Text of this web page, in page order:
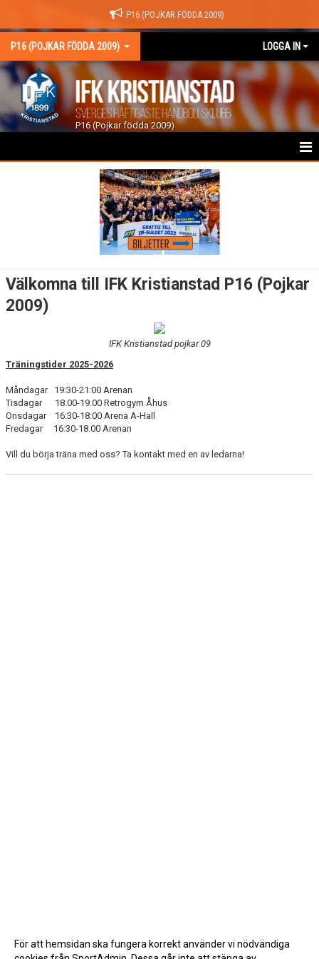
P16 (POJKAR FÖDDA 2009)
P16 (POJKAR FÖDDA 2009) LOGGA IN
P16 (Pojkar födda 2009)
GÄSTBOK
DOKUMENT
KONTAKT
MATCHER
Välkomna till IFK Kristianstad P16 (Pojkar
2009)
IFK Kristianstad pojkar 09
Träningstider 2025-2026
Måndagar 19:30-21:00 Arenan
Tisdagar 18.00-19.00 Retrogym Åhus
Onsdagar 16:30-18:00 Arena A-Hall
Fredagar 16:30-18.00 Arenan
Vill du börja träna med oss? Ta kontakt med en av ledarna!
För att hemsidan ska fungera korrekt använder vi nödvändiga